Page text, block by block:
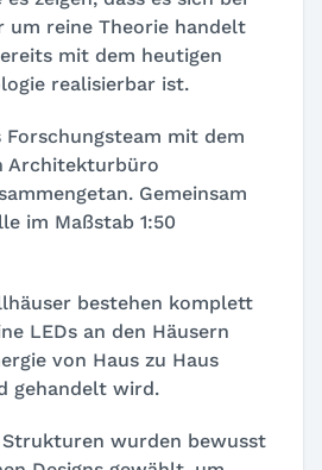
um reine Theorie handelt
mit dem heutigen
realisierbar ist.
Forschungsteam mit dem
Architekturbüro
Gemeinsam
im Maßstab 1:50
bestehen komplett
LEDs an den Häusern
von Haus zu Haus
gehandelt wird.
Strukturen wurden bewusst